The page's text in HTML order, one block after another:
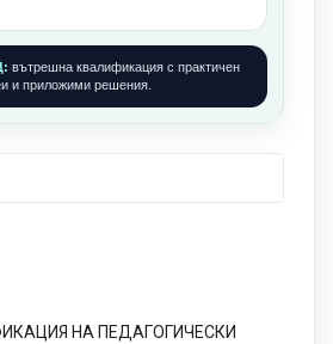
вътрешна квалификация с практичен
и приложими решения.
НА ПЕДАГОГИЧЕСКИ